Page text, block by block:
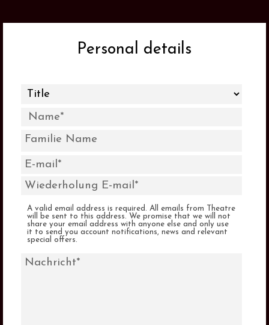
Personal details
A valid email address is required. All emails from Theatre
will be sent to this address. We promise that we will not
share your email address with anyone else and only use
it to send you account notifications, news and relevant
special offers.